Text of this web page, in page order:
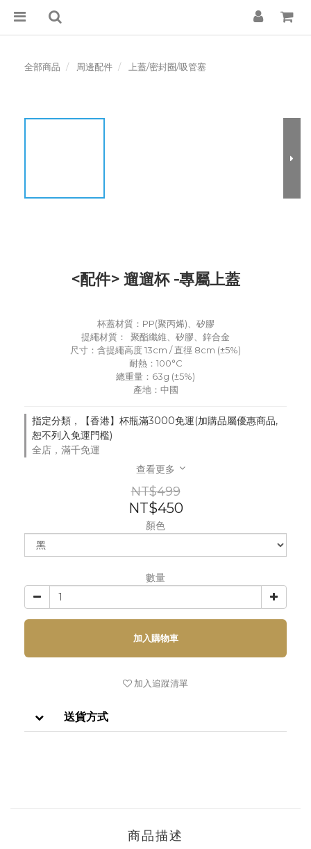
全部商品 周邊配件 上蓋/密封圈/吸管塞
<配件> 遛遛杯 -專屬上蓋
杯蓋材質：PP(聚丙烯)、矽膠
提繩材質：  聚酯纖維、矽膠、鋅合金
尺寸：含提繩高度 13cm / 直徑 8cm (±5%)
耐熱：100°C
總重量：63g (±5%)
產地：中國
指定分類，【香港】杯瓶滿3000免運(加購品屬優惠商品,
恕不列入免運門檻)
全店，滿千免運
查看更多
NT$499
NT$450
顏色
數量
加入購物車
加入追蹤清單
送貨方式
商品描述